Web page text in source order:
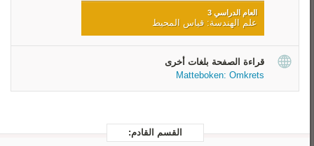
العام الدراسي 3
علم الهندسة: قياس المحيط
قراءة الصفحة بلغات أخرى
Matteboken: Omkrets
القسم القادم: